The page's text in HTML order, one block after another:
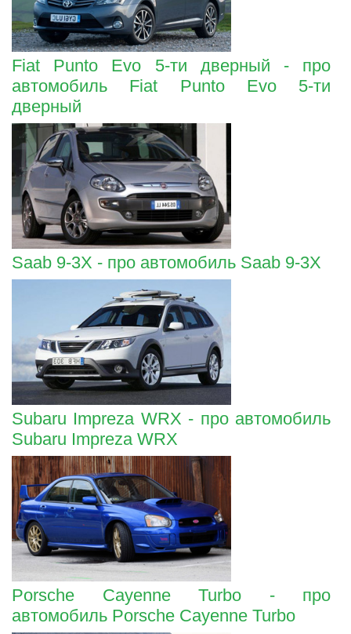
Fiat Punto Evo 5-ти дверный - про
автомобиль Fiat Punto Evo 5-ти
дверный
Saab 9-3X - про автомобиль Saab 9-3X
Subaru Impreza WRX - про автомобиль
Subaru Impreza WRX
Porsche Cayenne Turbo - про
автомобиль Porsche Cayenne Turbo